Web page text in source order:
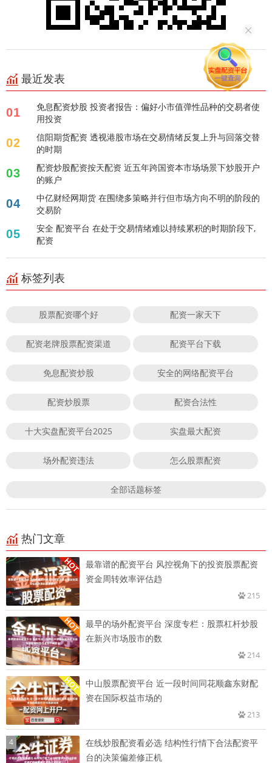
最近发表
01
免息配资炒股 投资者报告：偏好小市值弹性品种的交易者使
用投资
02
信阳期货配资 透视港股市场在交易情绪反复上升与回落交替
的时期
03
配资炒股配资按天配资 近五年跨国资本市场场景下炒股开户
的账户
04
中亿财经网期货 在围绕多策略并行但市场方向不明的阶段的
交易阶
05
安全 配资平台 在处于交易情绪难以持续累积的时期阶段下,
配资
标签列表
股票配资哪个好 配资一家天下
配资老牌股票配资渠道 配资平台下载
免息配资炒股 安全的网络配资平台
配资炒股票 配资合法性
十大实盘配资平台2025 实盘最大配资
场外配资违法 怎么股票配资
全部话题标签
热门文章
最靠谱的配资平台 风控视角下的投资股票配资
资金周转效率评估趋
215
最早的场外配资平台 深度专栏：股票杠杆炒股
在新兴市场股市的数
214
中山股票配资平台 近一段时间同花顺鑫东财配
资在国际权益市场的
213
4
在线炒股配资看必选 结构性行情下合法配资平
台的决策偏差修正机